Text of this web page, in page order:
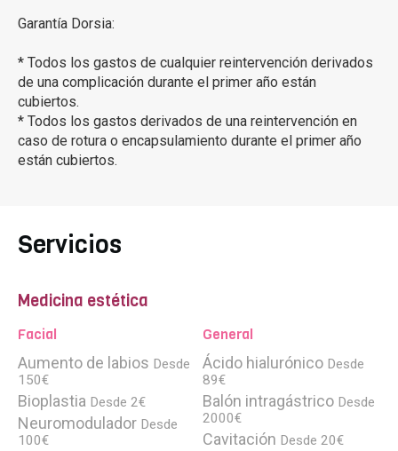
Garantía Dorsia:
* Todos los gastos de cualquier reintervención derivados
de una complicación durante el primer año están
cubiertos.
* Todos los gastos derivados de una reintervención en
caso de rotura o encapsulamiento durante el primer año
están cubiertos.
Servicios
Medicina estética
Facial
Aumento de labios Desde
150€
Bioplastia Desde 2€
Neuromodulador Desde
100€
General
Ácido hialurónico Desde
89€
Balón intragástrico Desde
2000€
Cavitación Desde 20€